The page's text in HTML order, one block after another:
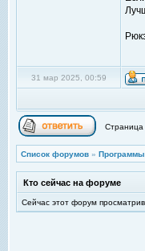
31 мар 2025, 00:59
Страница
Список форумов » Программы
Кто сейчас на форуме
Сейчас этот форум